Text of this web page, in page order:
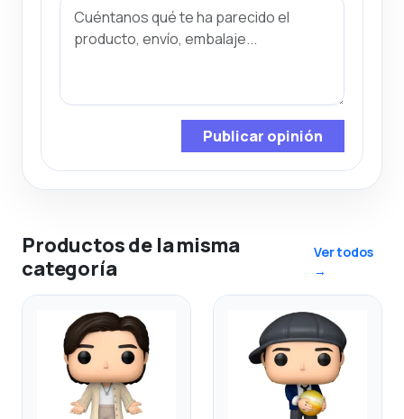
Publicar opinión
Productos de la misma
categoría
Ver todos
→